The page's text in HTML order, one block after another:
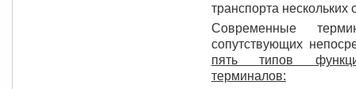
транспорта нескольких
Современные
сопутствующих
пять типов
терминалов: